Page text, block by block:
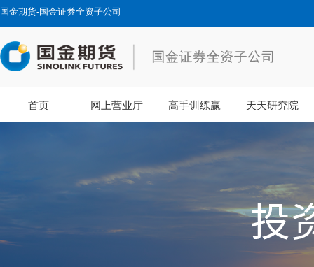
国金期货-国金证券全资子公司
首页 网上营业厅 高手训练赢 天天研究院